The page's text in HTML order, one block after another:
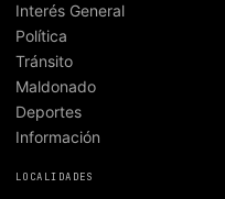
Interés General
Política
Tránsito
Maldonado
Deportes
Información
LOCALIDADES